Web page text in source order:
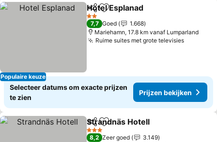
Populaire keuze
DelenToevoegen aan favorieten
Hotel Esplanad
2 Sterren
7,7 Goed
1.668
Mariehamn, 17.8 km vanaf Lumparland
Ruime suites met grote televisiesPrijzen
Selecteer datums om exacte prijzen
te zien
Prijzen bekijken
DelenToevoegen aan favorieten
Strandnäs Hotell
3 Sterren
8,2 Zeer goed
3.149